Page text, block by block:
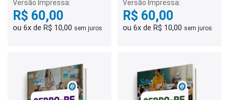
Versão Impressa:
R$ 60,00
ou 6x de R$ 10,00 sem juros
Versão Impressa:
R$ 60,00
ou 6x de R$ 10,00 sem juros